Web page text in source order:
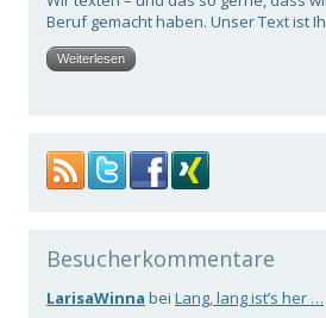
Beruf gemacht haben. Unser Text ist
Weiterlesen
Besucherkommentare
LarisaWinna bei Lang, lang ist’s her …